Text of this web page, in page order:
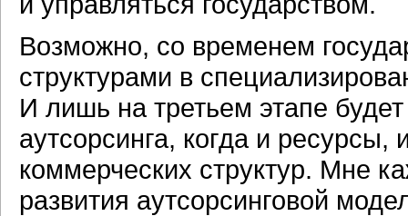
Возможно, со временем
структурами в
И лишь на третьем этапе
аутсорсинга, когда и
коммерческих структур. Мне
развития аутсорсинговой